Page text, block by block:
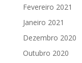
Fevereiro 2021
Janeiro 2021
Dezembro 2020
Outubro 2020